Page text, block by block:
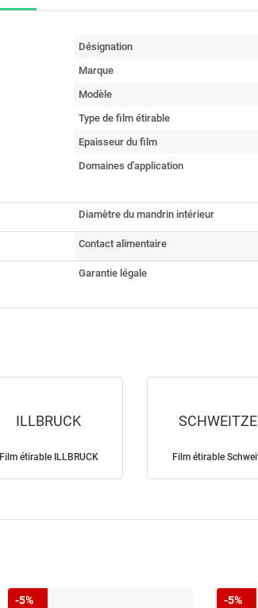
Désignation
Marque
Modèle
Type de film étirable
Epaisseur du film
Domaines d'application
Diamètre du mandrin intérieur
Contact alimentaire
Garantie légale
ILLBRUCK
Film étirable ILLBRUCK Film étirable
-5% -5%